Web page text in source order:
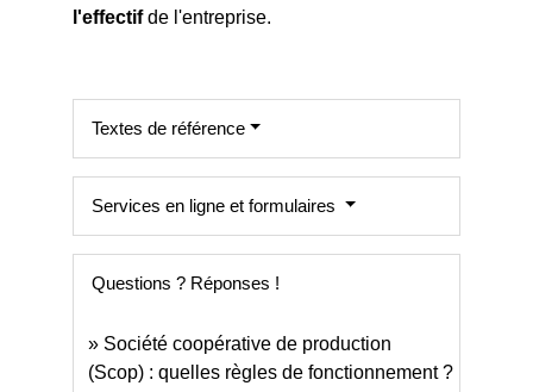
l'effectifde l'entreprise.
Textes de référence
Services en ligne et formulaires
Questions ? Réponses !
Société coopérative de production
(Scop) : quelles règles de fonctionnement ?